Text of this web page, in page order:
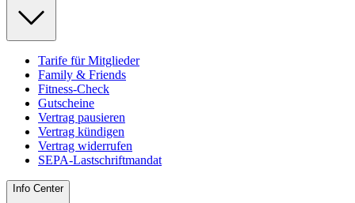
Tarife für Mitglieder
Family & Friends
Fitness-Check
Gutscheine
Vertrag pausieren
Vertrag kündigen
Vertrag widerrufen
SEPA-Lastschriftmandat
Info Center